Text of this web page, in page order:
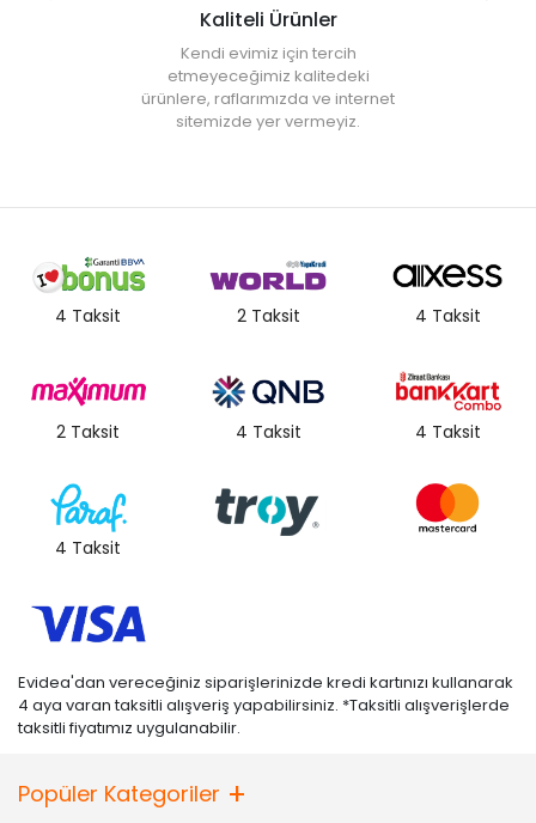
Kaliteli Ürünler
Kendi evimiz için tercih
etmeyeceğimiz kalitedeki
ürünlere, raflarımızda ve internet
sitemizde yer vermeyiz.
4 Taksit 2 Taksit 4 Taksit
2 Taksit 4 Taksit 4 Taksit
4 Taksit
Evidea'dan vereceğiniz siparişlerinizde kredi kartınızı kullanarak
4 aya varan taksitli alışveriş yapabilirsiniz. *Taksitli alışverişlerde
taksitli fiyatımız uygulanabilir.
Popüler Kategoriler